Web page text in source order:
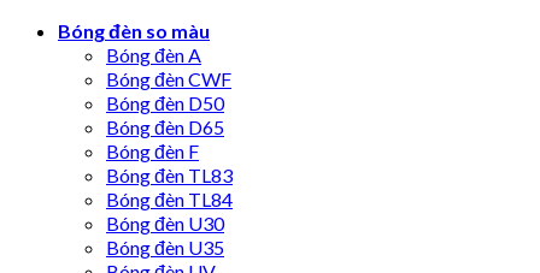
Skip
Bóng đèn so màu
Bóng đèn A
Bóng đèn CWF
Bóng đèn D50
Bóng đèn D65
Bóng đèn F
Bóng đèn TL83
Bóng đèn TL84
Bóng đèn U30
Bóng đèn U35